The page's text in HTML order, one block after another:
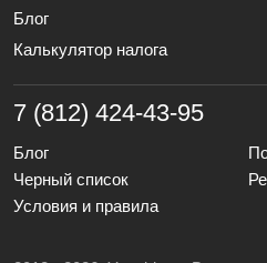
Блог
Калькулятор налога
7 (812) 424-43-95
Блог
Черный список
Условия и правила